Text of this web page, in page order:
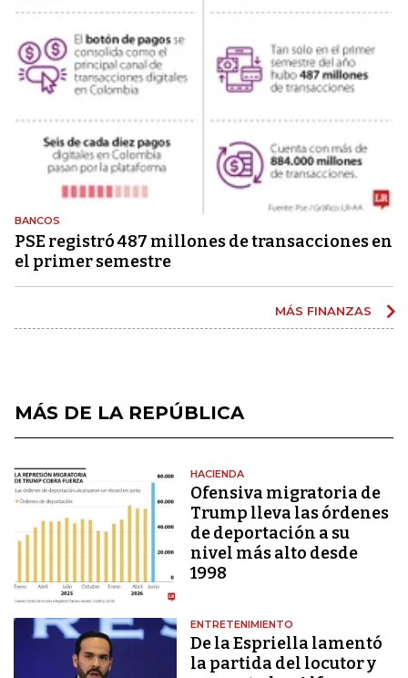
BANCOS
PSE registró 487 millones de transacciones en
el primer semestre
MÁS FINANZAS
MÁS DE LA REPÚBLICA
HACIENDA
Ofensiva migratoria de
Trump lleva las órdenes
de deportación a su
nivel más alto desde
1998
ENTRETENIMIENTO
De la Espriella lamentó
la partida del locutor y